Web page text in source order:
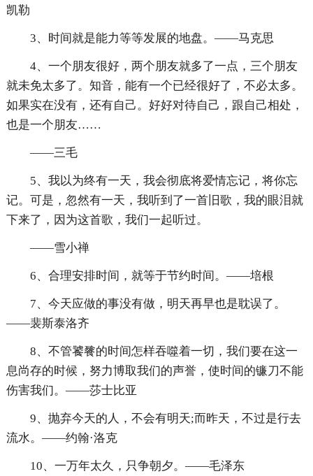
凯勒
3、时间就是能力等等发展的地盘。——马克思
4、一个朋友很好，两个朋友就多了一点，三个朋友
就未免太多了。知音，能有一个已经很好了，不必太多。
如果实在没有，还有自己。好好对待自己，跟自己相处，
也是一个朋友……
——三毛
5、我以为终有一天，我会彻底将爱情忘记，将你忘
记。可是，忽然有一天，我听到了一首旧歌，我的眼泪就
下来了，因为这首歌，我们一起听过。
——雪小禅
6、合理安排时间，就等于节约时间。——培根
7、今天应做的事没有做，明天再早也是耽误了。
——裴斯泰洛齐
8、不管饕餮的时间怎样吞噬着一切，我们要在这一
息尚存的时候，努力博取我们的声誉，使时间的镰刀不能
伤害我们。——莎士比亚
9、抛弃今天的人，不会有明天;而昨天，不过是行去
流水。——约翰·洛克
10、一万年太久，只争朝夕。——毛泽东